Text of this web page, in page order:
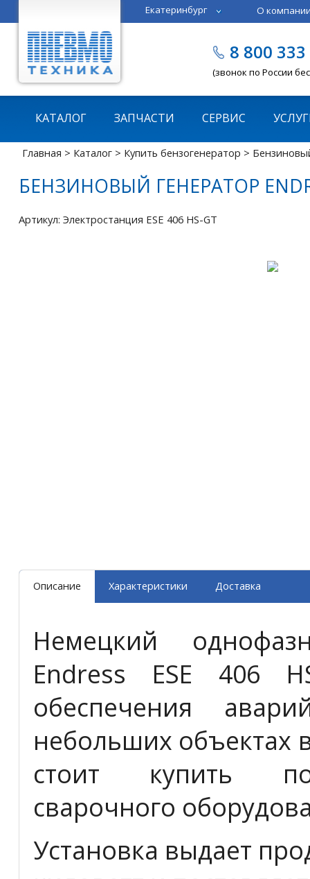
Екатеринбург
О
8 800
(звонок по России
КАТАЛОГ ЗАПЧАСТИ СЕРВИС
Главная > Каталог> Купить бензогенератор >
БЕНЗИНОВЫЙ ГЕНЕРАТОР
Артикул: Электростанция ESE 406 HS-GT
Описание Характеристики Доставка
Немецкий
Endress ESE 406
обеспечения
небольших объектах
стоит купить
сварочного
Установка выдает